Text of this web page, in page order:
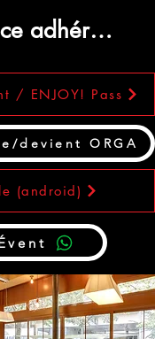
/ ENJOY! Pass
devient ORGA
adhérent
(android)